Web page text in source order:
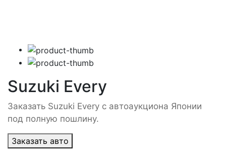
Suzuki Every
Заказать Suzuki Every с автоаукциона Японии
под полную пошлину.
Заказать авто